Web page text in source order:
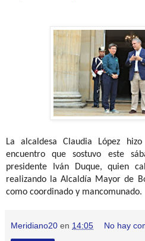
La alcaldesa Claudia López
encuentro que sostuvo este
presidente Iván Duque, quien
realizando la Alcaldía Mayor de
como coordinado y mancomunado.
Meridiano20 en 14:05 No hay